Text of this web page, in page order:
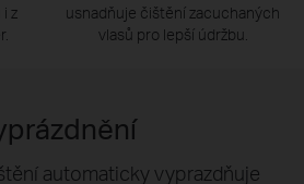
z
usnadňuje čištění zacuchaných
vlasů pro lepší údržbu.
automaticky vyprazdňuje